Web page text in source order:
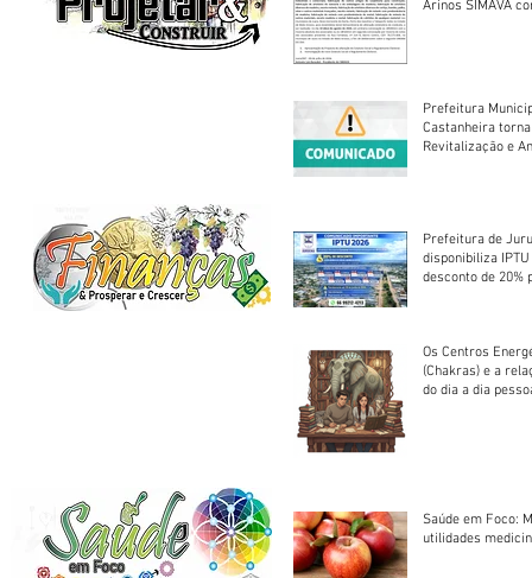
Arinos SIMAVA convoca à
Prefeitura
Castanheira
Revitalização e
Prefeitura de
disponibiliza
desconto de 20%
Os Centros
(Chakras) e a
do dia a dia
Saúde em Foco:
utilidades